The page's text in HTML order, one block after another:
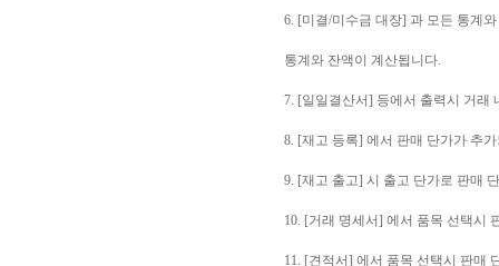
6. [미결/미수금 대장] 과 모든 통계
통계와 잔액이 계산됩니다.
7. [일일결산서] 등에서 출력시 거래
8. [재고 등록] 에서 판매 단가가 추
9. [재고 출고] 시 출고 단가로 판매
10. [거래 명세서] 에서 품목 선택시
11. [견적서] 에서 품목 선택시 판매